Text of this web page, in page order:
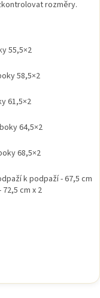
rozměry.
55,5×2
58,5×2
61,5×2
64,5×2
68,5×2
k podpaží - 67,5 cm
cm x 2